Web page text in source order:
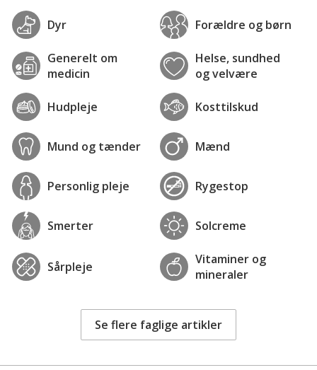
Dyr Forældre og børn
Generelt om
medicin
Helse, sundhed
og velvære
Hudpleje Kosttilskud
Mund og tænder Mænd
Personlig pleje Rygestop
Smerter Solcreme
Sårpleje
Vitaminer og
mineraler
Se flere faglige artikler